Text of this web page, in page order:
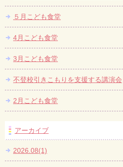
５月こども食堂
4月こども食堂
3月こども食堂
不登校引きこもりを支援する講演会
2月こども食堂
アーカイブ
2026.08(1)